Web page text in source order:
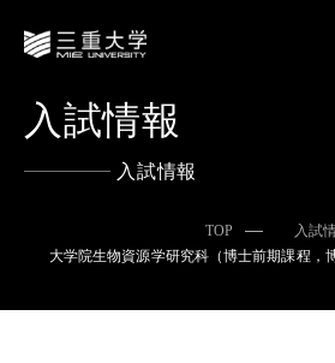
入試情報
入試情報
TOP 入試
大学院生物資源学研究科（博士前期課程，